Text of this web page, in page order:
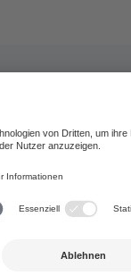
innen
SUISA
von Oriana
- Mouthwatering